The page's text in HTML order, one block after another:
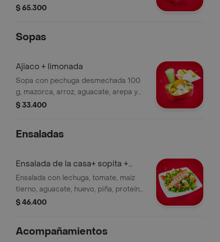
aguacate, arepa y 2 limonadas.
$ 65.300
Sopas
Ajiaco + limonada
Sopa con pechuga desmechada 100
g, mazorca, arroz, aguacate, arepa y
acompañamiento a elección +
$ 33.400
Ensaladas
Ensalada de la casa+ sopita +
limonada
Ensalada con lechuga, tomate, maíz
tierno, aguacate, huevo, piña, proteína
a elección pechuga o carne o cerdo
$ 46.400
Acompañamientos